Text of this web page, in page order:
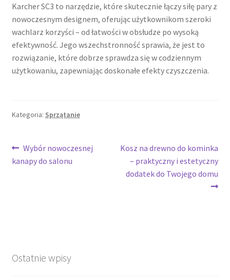
Karcher SC3 to narzędzie, które skutecznie łączy siłę pary z
nowoczesnym designem, oferując użytkownikom szeroki
wachlarz korzyści – od łatwości w obsłudze po wysoką
efektywność. Jego wszechstronność sprawia, że jest to
rozwiązanie, które dobrze sprawdza się w codziennym
użytkowaniu, zapewniając doskonałe efekty czyszczenia.
Kategoria: Sprzątanie
Nawigacja
wpisu
Poprzedni
wpis:
Wybór nowoczesnej
kanapy do salonu
Następny
wpis:
Kosz na drewno do kominka
– praktyczny i estetyczny
dodatek do Twojego domu
Ostatnie wpisy